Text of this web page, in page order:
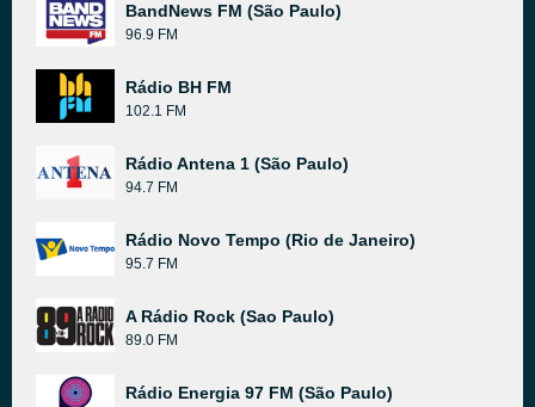
BandNews FM (São Paulo)
96.9 FM
Rádio BH FM
102.1 FM
Rádio Antena 1 (São Paulo)
94.7 FM
Rádio Novo Tempo (Rio de Janeiro)
95.7 FM
A Rádio Rock (Sao Paulo)
89.0 FM
Rádio Energia 97 FM (São Paulo)